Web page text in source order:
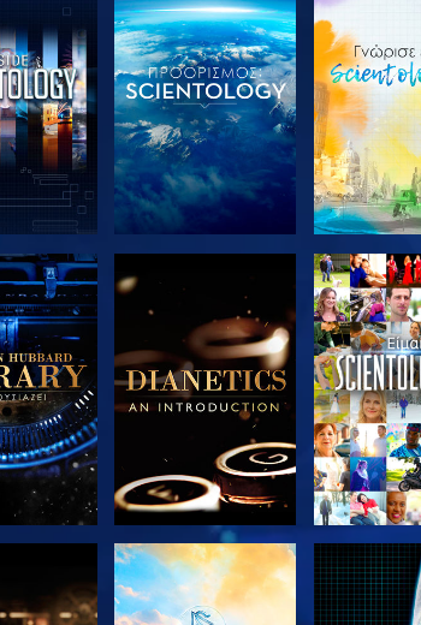
ΤΗ
ΕΞΕΡΕΥΝΗΣΤΕ ΤΗ
ΣΕΙΡΑ
ΤΗ
ΠΑΡΑΚΟΛΟΥΘΗΣΤΕ